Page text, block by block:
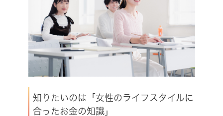
知りたいのは 「女性のライフスタイルに
合ったお金の知識」